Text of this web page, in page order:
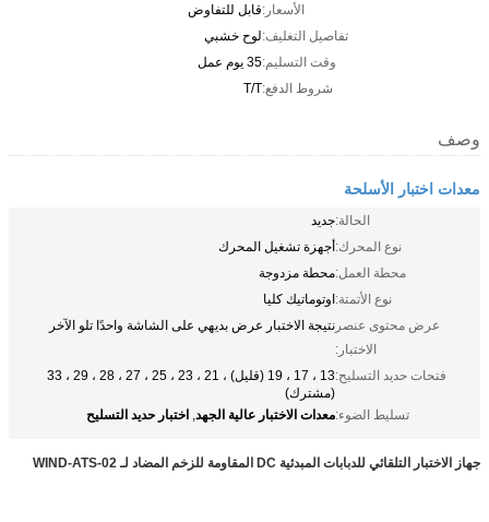
الأسعار:قابل للتفاوض
تفاصيل التغليف:لوح خشبي
وقت التسليم:35 يوم عمل
شروط الدفع:T/T
وصف
معدات اختبار الأسلحة
الحالة:جديد
نوع المحرك:أجهزة تشغيل المحرك
محطة العمل:محطة مزدوجة
نوع الأتمتة:اوتوماتيك كليا
عرض محتوى عنصر
الاختبار:
نتيجة الاختبار عرض بديهي على الشاشة واحدًا تلو الآخر
فتحات حديد التسليح:
13 ، 17 ، 19 (قليل) ، 21 ، 23 ، 25 ، 27 ، 28 ، 29 ، 33
(مشترك)
تسليط الضوء:معدات الاختبار عالية الجهد, اختبار حديد التسليح
جهاز الاختبار التلقائي للدبابات المبدئية DC المقاومة للزخم المضاد لـ WIND-ATS-02